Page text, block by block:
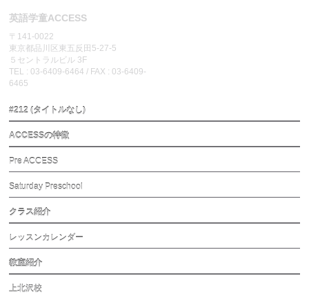
英語学童ACCESS
〒141-0022
東京都品川区東五反田5-27-5
５セントラルビル 3F
TEL : 03-6409-6464 / FAX : 03-6409-
6465
#212 (タイトルなし)
ACCESSの特徴
Pre ACCESS
Saturday Preschool
クラス紹介
レッスンカレンダー
教室紹介
上北沢校